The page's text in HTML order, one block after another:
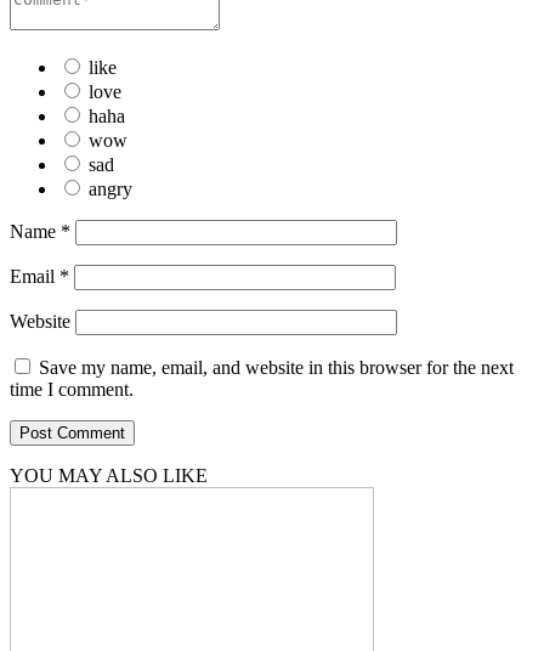
like
love
haha
wow
sad
angry
Name *
Email *
Website
Save my name, email, and website in this browser for the next
time I comment.
YOU MAY ALSO LIKE